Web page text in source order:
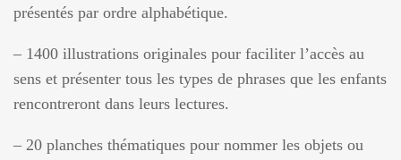
présentés par ordre alphabétique.
– 1400 illustrations originales pour faciliter l’accès au
sens et présenter tous les types de phrases que les enfants
rencontreront dans leurs lectures.
– 20 planches thématiques pour nommer les objets ou